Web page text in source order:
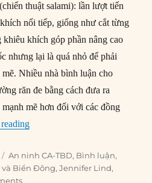
thuật salami): lần lượt tiến
nối tiếp, giống như cắt từng
khích góp phần nâng cao
nhưng lại là quá nhỏ để phải
Nhiều nhà bình luận cho
răn đe bằng cách đưa ra
mẽ hơn đối với các đồng
“Các vấn đề của chiến lược
Categories
An ninh CA-TBD, Bình luận,
và Biển Đông,Jennifer Lind,